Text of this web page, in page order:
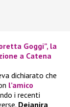
Goggi”, la
a Catena
dichiarato che
l’amico
i recenti
Deianira